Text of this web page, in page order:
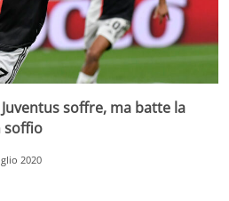
soffre, ma batte la
soffio
2020